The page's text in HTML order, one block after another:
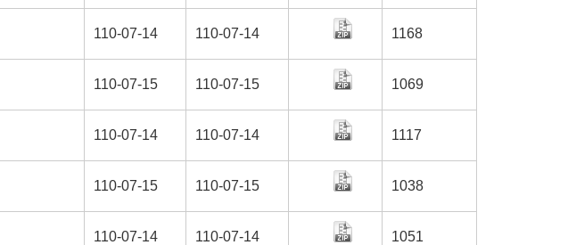
110-07-14 110-07-14 1168
110-07-15 110-07-15 1069
110-07-14 110-07-14 1117
110-07-15 110-07-15 1038
110-07-14 110-07-14 1051